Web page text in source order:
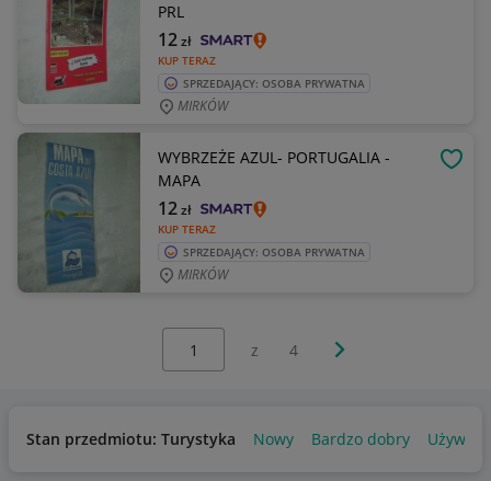
PRL
KUP TERAZ
12zł
SPRZEDAJĄCY: OSOBA PRYWATNA
MIRKÓW
WYBRZEŻE AZUL- PORTUGALIA -
MAPA
KUP TERAZ
12zł
SPRZEDAJĄCY: OSOBA PRYWATNA
MIRKÓW
z 4 Następna strona
Stan przedmiotu: Turystyka Nowy Bardzo dobry Używany